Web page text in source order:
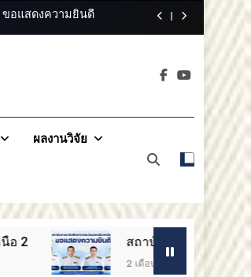
แสดงความยินดี
ขอแสดงความยินดี
ขอแสดงความยินดี
ผลงานวิจัย
สถาบันการอาชีวศึกษาภาคตะวันออกเฉียง
2 เดือน Ago